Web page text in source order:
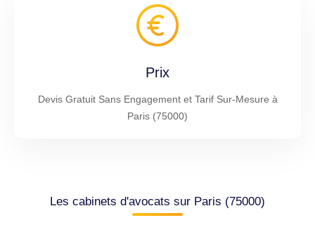
Prix
Devis Gratuit Sans Engagement et Tarif Sur-Mesure à
Paris (75000)
Les cabinets d'avocats sur Paris (75000)